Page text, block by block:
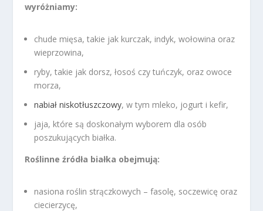
wyróżniamy:
chude mięsa, takie jak kurczak, indyk, wołowina oraz
wieprzowina,
ryby, takie jak dorsz, łosoś czy tuńczyk, oraz owoce
morza,
nabiał niskotłuszczowy, w tym mleko, jogurt i kefir,
jaja, które są doskonałym wyborem dla osób
poszukujących białka.
Roślinne źródła białka obejmują:
nasiona roślin strączkowych – fasolę, soczewicę oraz
ciecierzycę,